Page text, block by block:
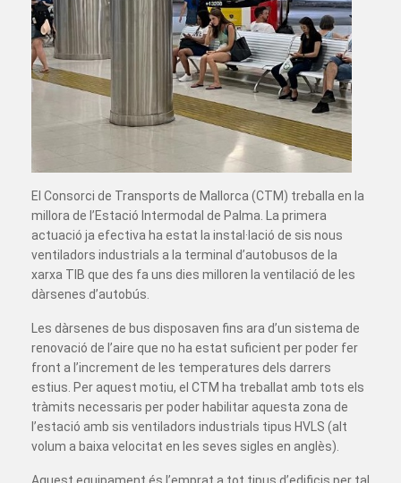
El Consorci de Transports de Mallorca (CTM) treballa en la
millora de l’Estació Intermodal de Palma. La primera
actuació ja efectiva ha estat la instal·lació de sis nous
ventiladors industrials a la terminal d’autobusos de la
xarxa TIB que des fa uns dies milloren la ventilació de les
dàrsenes d’autobús.
Les dàrsenes de bus disposaven fins ara d’un sistema de
renovació de l’aire que no ha estat suficient per poder fer
front a l’increment de les temperatures dels darrers
estius. Per aquest motiu, el CTM ha treballat amb tots els
tràmits necessaris per poder habilitar aquesta zona de
l’estació amb sis ventiladors industrials tipus HVLS (alt
volum a baixa velocitat en les seves sigles en anglès).